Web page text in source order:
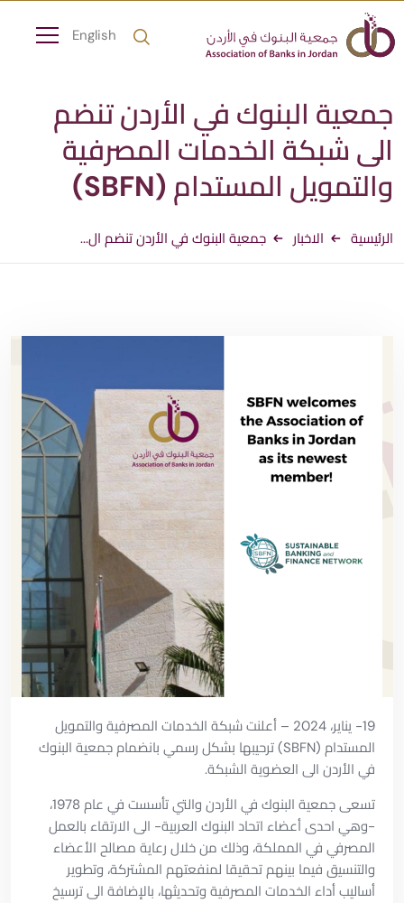
English
جمعية البنوك في الأردن تنضم
الى شبكة الخدمات المصرفية
والتمويل المستدام (SBFN)
الرئيسية الاخبار جمعية البنوك في الأردن تنضم ال...
19- يناير، 2024 – أعلنت شبكة الخدمات المصرفية والتمويل
المستدام (SBFN) ترحيبها بشكل رسمي بانضمام جمعية البنوك
في الأردن الى العضوية الشبكة.
تسعى جمعية البنوك في الأردن والتي تأسست في عام 1978،
-وهي احدى أعضاء اتحاد البنوك العربية- الى الارتقاء بالعمل
المصرفي في المملكة، وذلك من خلال رعاية مصالح الأعضاء
والتنسيق فيما بينهم تحقيقا لمنفعتهم المشتركة، وتطوير
أساليب أداء الخدمات المصرفية وتحديثها، بالإضافة الى ترسيخ